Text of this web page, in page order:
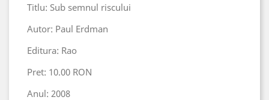
Titlu: Sub semnul riscului
Autor: Paul Erdman
Editura: Rao
Pret: 10.00 RON
Anul: 2008